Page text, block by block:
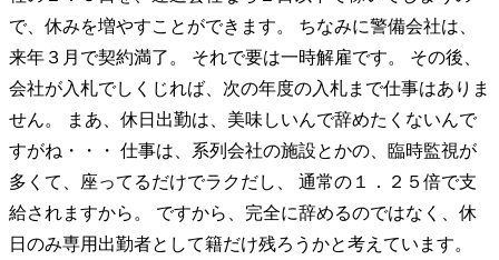
で、休みを増やすことができます。 ちなみに警備会社は、
来年３月で契約満了。 それで要は一時解雇です。 その後、
会社が入札でしくじれば、次の年度の入札まで仕事はありま
せん。 まあ、休日出勤は、美味しいんで辞めたくないんで
すがね・・・ 仕事は、系列会社の施設とかの、臨時監視が
多くて、座ってるだけでラクだし、 通常の１．２５倍で支
給されますから。 ですから、完全に辞めるのではなく、休
日のみ専用出勤者として籍だけ残ろうかと考えています。